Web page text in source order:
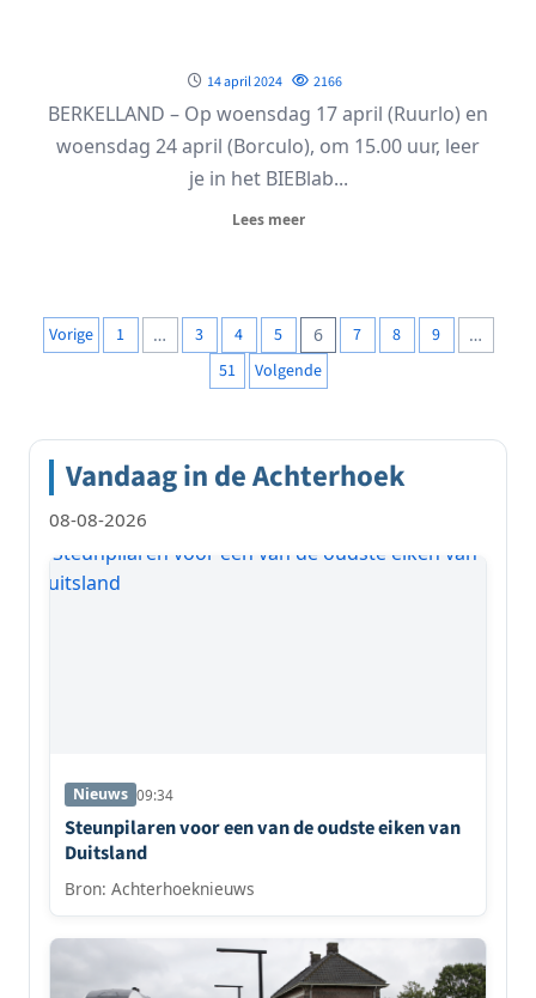
14 april 2024 2166
BERKELLAND – Op woensdag 17 april (Ruurlo) en
woensdag 24 april (Borculo), om 15.00 uur, leer
je in het BIEBlab...
Lees meer
Berichten
Vorige 1 … 3 4 5 6 7 8 9 …
51 Volgende
Vandaag in de Achterhoek
08-08-2026
Nieuws 09:34
Steunpilaren voor een van de oudste eiken van
Duitsland
Bron: Achterhoeknieuws